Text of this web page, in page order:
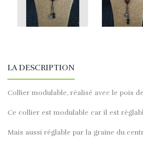
LA DESCRIPTION
Collier modulable, réalisé avec le pois
Ce collier est modulable car il est
Mais aussi réglable par la graine du